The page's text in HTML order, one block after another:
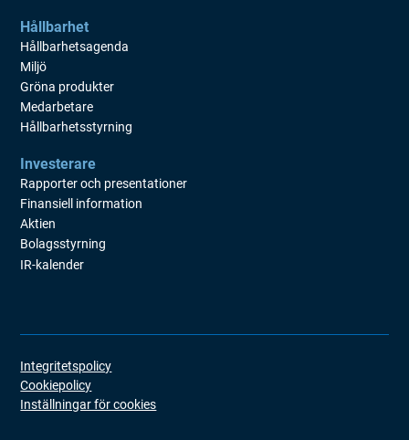
Hållbarhet
Hållbarhetsagenda
Miljö
Gröna produkter
Medarbetare
Hållbarhetsstyrning
Investerare
Rapporter och presentationer
Finansiell information
Aktien
Bolagsstyrning
IR-kalender
Integritetspolicy
Cookiepolicy
Inställningar för cookies